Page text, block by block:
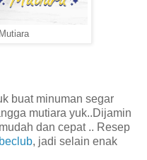
buat minuman segar
mutiara yuk..Dijamin
dan cepat .. Resep
, jadi selain enak